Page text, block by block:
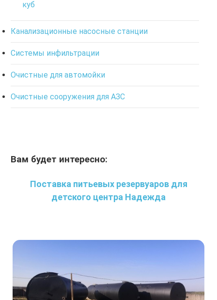
куб
Канализационные насосные станции
Системы инфильтрации
Очистные для автомойки
Очистные сооружения для АЗС
Вам будет интересно:
Поставка питьевых резервуаров для
детского центра Надежда